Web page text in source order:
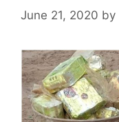
June 21, 2020 by